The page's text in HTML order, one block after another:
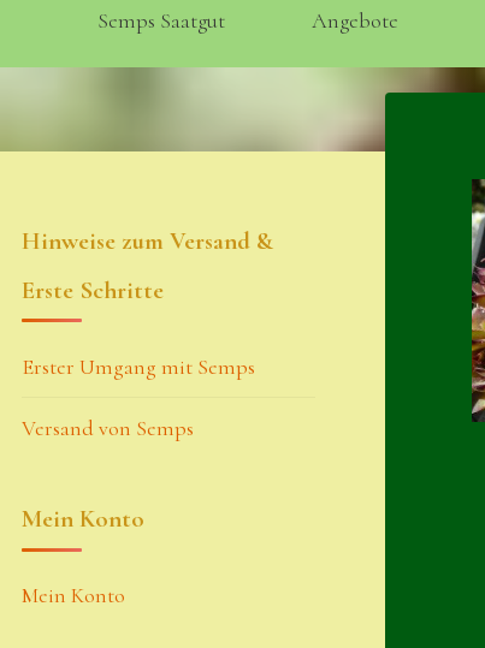
Semps Saatgut Angebote
Hinweise zum Versand &
Erste Schritte
Erster Umgang mit Semps
Versand von Semps
Mein Konto
Mein Konto